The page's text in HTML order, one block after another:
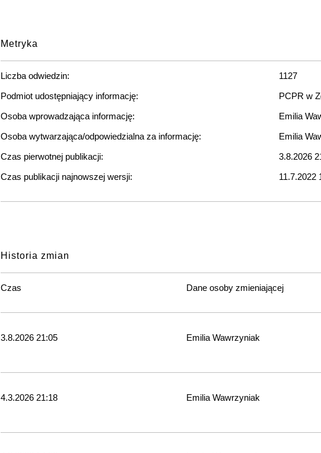
Metryka
Liczba odwiedzin:
1127
Podmiot udostępniający informację:
PCPR w
Osoba wprowadzająca informację:
Emilia
Osoba wytwarzająca/odpowiedzialna za informację:
Emilia
Czas pierwotnej publikacji:
3.8.2026
Czas publikacji najnowszej wersji:
11.7.2022
Historia zmian
Czas Dane osoby zmieniającej
3.8.2026 21:05 Emilia Wawrzyniak
4.3.2026 21:18 Emilia Wawrzyniak